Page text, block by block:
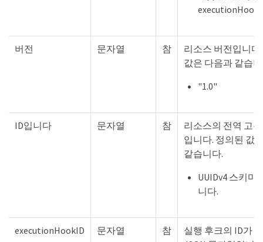
버전 문자열 참
리소스 버전입니다
값은 다음과 같습
"1.0"
ID입니다 문자열 참
리소스의 전역 고
입니다. 정의된 값
같습니다.
UUIDv4 스키마
니다.
executionHookID 문자열 참
실행 후크의 ID가